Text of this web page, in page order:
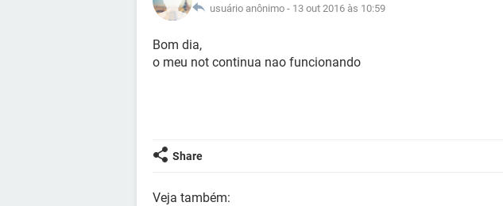
usuário anônimo - 13 out 2016 às 10:59
Bom dia,
o meu not continua nao funcionando
Share
Veja também: